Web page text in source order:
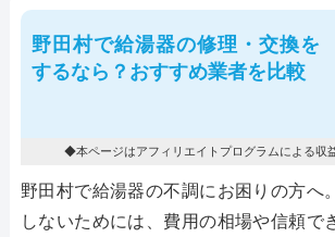
野田村で給湯器の修理・交換を
するなら？おすすめ業者を比較
◆本ページはアフィリエイトプログラムによる収
野田村で給湯器の不調にお困りの方へ
しないためには、費用の相場や信頼で